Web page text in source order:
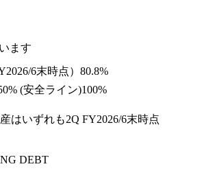
ます
6末時点） 80.8%
% (安全ライン)100%
はいずれも2Q FY2026/6末時点
DEBT